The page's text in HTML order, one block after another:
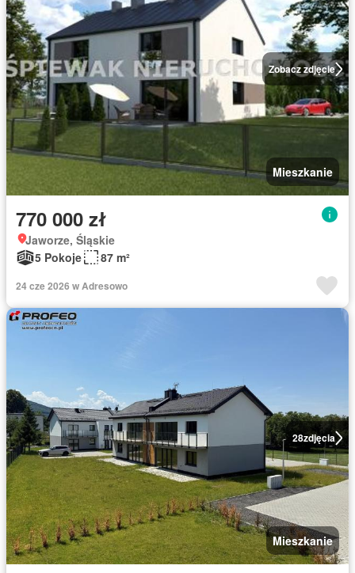
Zobacz zdjęcie
Mieszkanie
770 000 zł
Jaworze, Śląskie
5 Pokoje
87 m²
24 cze 2026 w Adresowo
28zdjęcia
Mieszkanie